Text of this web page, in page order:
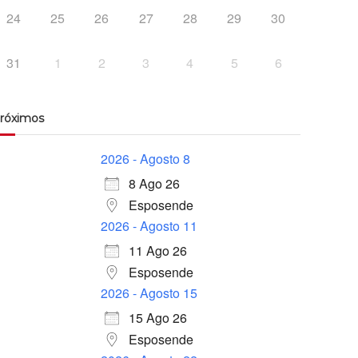
24 25 26 27 28 29 30
31 1 2 3 4 5 6
2026 - Agosto 8
8 Ago 26
Esposende
2026 - Agosto 11
11 Ago 26
Esposende
2026 - Agosto 15
15 Ago 26
Esposende